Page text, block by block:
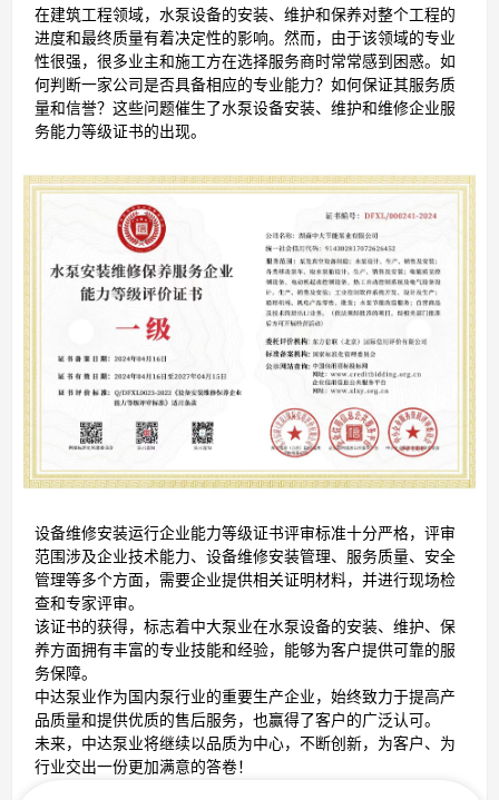
在建筑工程领域，水泵设备的安装、维护和保养对整个工程的
进度和最终质量有着决定性的影响。然而，由于该领域的专业
性很强，很多业主和施工方在选择服务商时常常感到困惑。如
何判断一家公司是否具备相应的专业能力？如何保证其服务质
量和信誉？这些问题催生了水泵设备安装、维护和维修企业服
务能力等级证书的出现。
设备维修安装运行企业能力等级证书评审标准十分严格，评审
范围涉及企业技术能力、设备维修安装管理、服务质量、安全
管理等多个方面，需要企业提供相关证明材料，并进行现场检
查和专家评审。
该证书的获得，标志着中大泵业在水泵设备的安装、维护、保
养方面拥有丰富的专业技能和经验，能够为客户提供可靠的服
务保障。
中达泵业作为国内泵行业的重要生产企业，始终致力于提高产
品质量和提供优质的售后服务，也赢得了客户的广泛认可。
未来，中达泵业将继续以品质为中心，不断创新，为客户、为
行业交出一份更加满意的答卷！